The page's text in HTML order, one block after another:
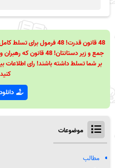
جمع و زیر دستانتان! 48
بر شما تسلط داشته باشند! رای اطلاعات
موضوعات
مطالب